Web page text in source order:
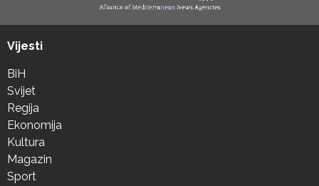
Vijesti
BiH
Svijet
Regija
Ekonomija
Kultura
Magazin
Sport